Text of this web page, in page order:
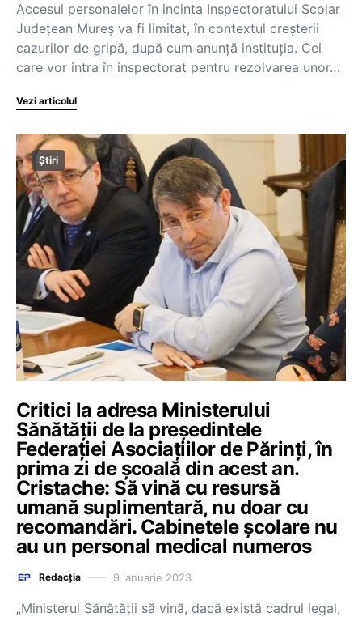
Accesul personalelor în incinta Inspectoratului Școlar
Județean Mureș va fi limitat, în contextul creșterii
cazurilor de gripă, după cum anunță instituția. Cei
care vor intra în inspectorat pentru rezolvarea unor…
Vezi articolul
Știri
Critici la adresa Ministerului
Sănătății de la președintele
Federației Asociațiilor de Părinți, în
prima zi de școală din acest an.
Cristache: Să vină cu resursă
umană suplimentară, nu doar cu
recomandări. Cabinetele școlare nu
au un personal medical numeros
Redacția 9 ianuarie 2023
„Ministerul Sănătății să vină, dacă există cadrul legal,